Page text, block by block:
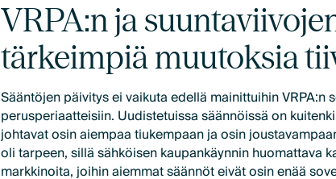
VRPA:n ja
tärkeimpiä muutoksia
Sääntöjen päivitys ei vaikuta edellä mainittuihin VRPA:n
perusperiaatteisiin. Uudistetuissa säännöissä on
johtavat osin aiempaa tiukempaan ja osin
oli tarpeen, sillä sähköisen kaupankäynnin huomattava
markkinoita, joihin aiemmat säännöt eivät osin enää